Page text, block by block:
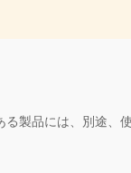
製品には、別途、